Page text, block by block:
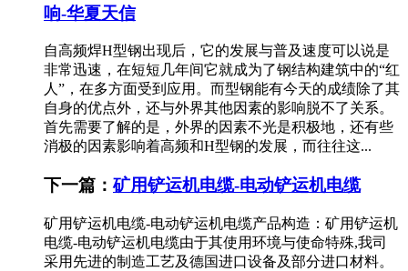
响-华夏天信
自高频焊H型钢出现后，它的发展与普及速度可以说是
非常迅速，在短短几年间它就成为了钢结构建筑中的“红
人”，在多方面受到应用。而型钢能有今天的成绩除了其
自身的优点外，还与外界其他因素的影响脱不了关系。
首先需要了解的是，外界的因素不光是积极地，还有些
消极的因素影响着高频和H型钢的发展，而往往这...
下一篇：矿用铲运机电缆-电动铲运机电缆
矿用铲运机电缆-电动铲运机电缆产品构造：矿用铲运机
电缆-电动铲运机电缆由于其使用环境与使命特殊,我司
采用先进的制造工艺及德国进口设备及部分进口材料。